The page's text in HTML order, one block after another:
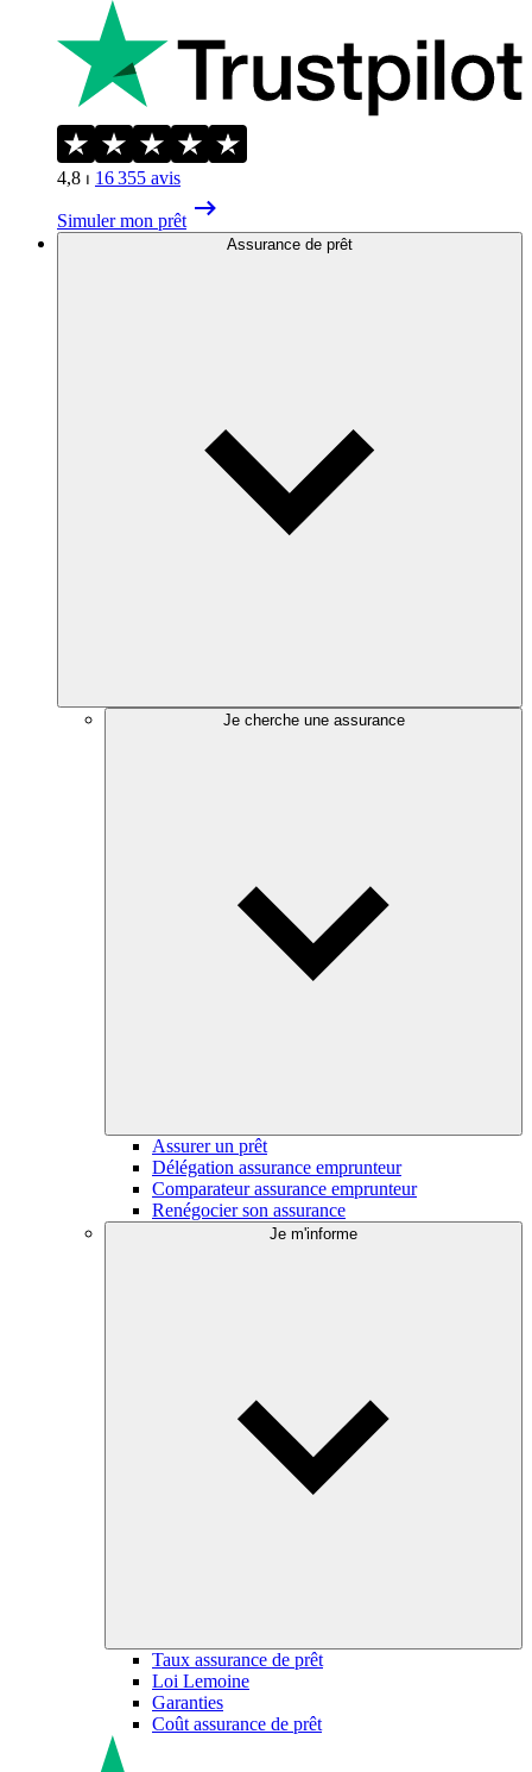
4,8 ⏐ 16 355 avis
Simuler mon prêt
Assurance de prêt
Je cherche une assurance
Assurer un prêt
Délégation assurance emprunteur
Comparateur assurance emprunteur
Renégocier son assurance
Je m'informe
Taux assurance de prêt
Loi Lemoine
Garanties
Coût assurance de prêt